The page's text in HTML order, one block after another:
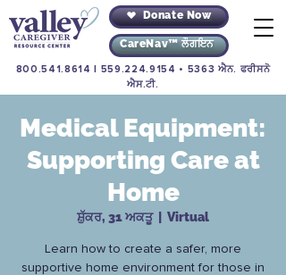
Donate Now
CareNav™ ਲੌਗਇਨ
800.541.8614 559.224.9154 • 5363 ਐਨ. ਫਰੀਸਨੋ
ਐਸ.ਟੀ.
Medical Equipment:
Supporting Care at
Home
ਸ਼ੁੱਕਰ, 31 ਅਕਤੂ
  |
Virtual
Learn how to create a safer, more
supportive home environment for those in